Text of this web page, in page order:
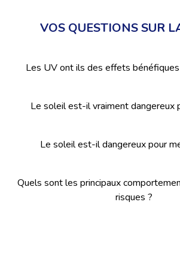
VOS QUESTIONS SUR
Les UV ont ils des effets
Le soleil est-il vraiment dangereux
Le soleil est-il dangereux pour
Quels sont les principaux
risques ?